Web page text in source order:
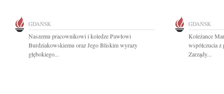
GDAŃSK
Naszemu pracownikowi i koledze Pawłowi
Burdziakowskiemu oraz Jego Bliskim wyrazy
głębokiego...
GDAŃSK
Koleżance
współczucia
Zarządy...